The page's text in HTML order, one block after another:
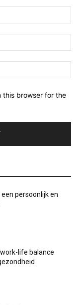
this browser for the
persoonlijk en
life balance